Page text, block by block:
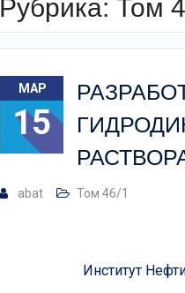
Рубрика: Том
МАР
15
abat Том 46/1
Институт